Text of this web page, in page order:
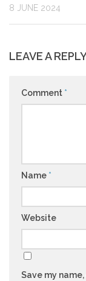
8 JUNE 2024
LEAVE A
Comment *
Name *
Website
Save my